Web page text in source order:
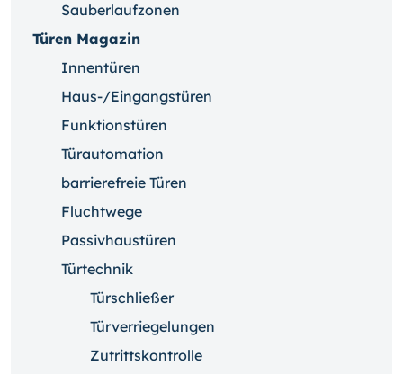
Sauberlaufzonen
Türen Magazin
Innentüren
Haus-/Eingangstüren
Funktionstüren
Türautomation
barrierefreie Türen
Fluchtwege
Passivhaustüren
Türtechnik
Türschließer
Türverriegelungen
Zutrittskontrolle